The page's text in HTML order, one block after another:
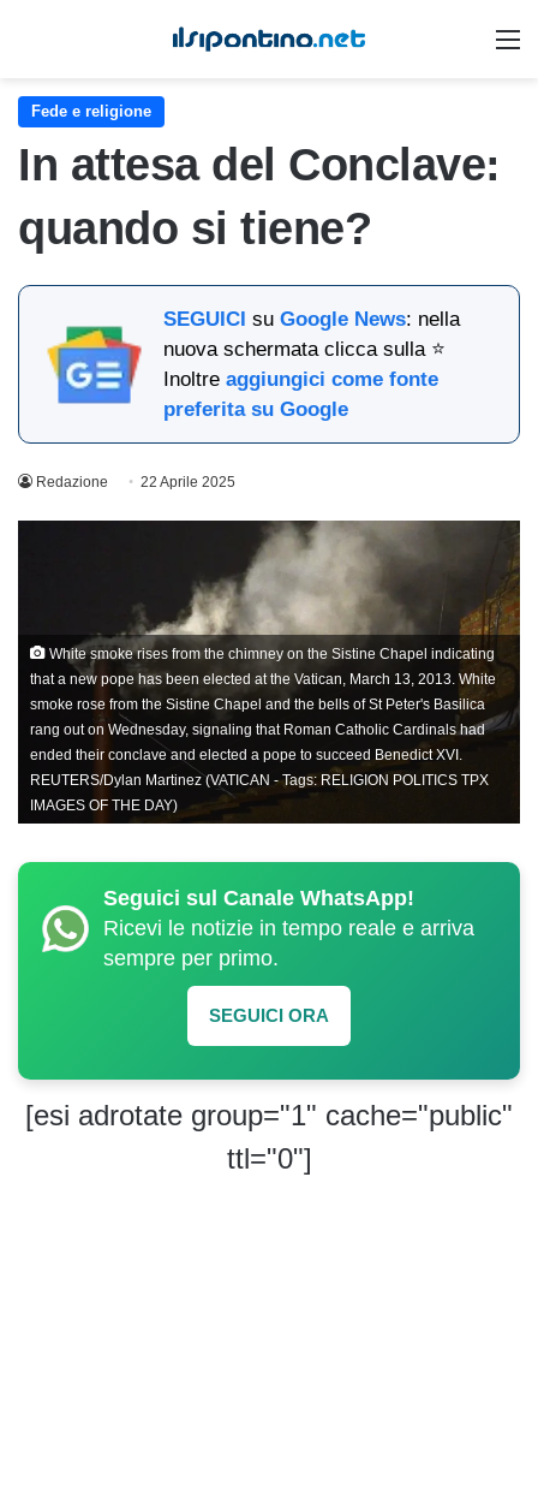
Fede e religione
In attesa del Conclave:
quando si tiene?
SEGUICI suGoogle News: nella
nuova schermata clicca sulla ⭐
Inoltreaggiungici come fonte
preferita su Google
Redazione 22 Aprile 2025
White smoke rises from the chimney on the Sistine Chapel indicating
that a new pope has been elected at the Vatican, March 13, 2013. White
smoke rose from the Sistine Chapel and the bells of St Peter's Basilica
rang out on Wednesday, signaling that Roman Catholic Cardinals had
ended their conclave and elected a pope to succeed Benedict XVI.
REUTERS/Dylan Martinez (VATICAN - Tags: RELIGION POLITICS TPX
IMAGES OF THE DAY)
Seguici sul Canale WhatsApp!
Ricevi le notizie in tempo reale e arriva
sempre per primo.
SEGUICI ORA
[esi adrotate group="1" cache="public"
ttl="0"]